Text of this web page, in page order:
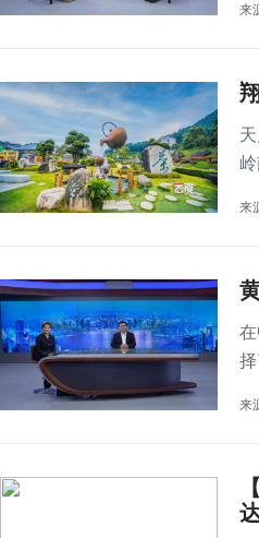
来
来
来